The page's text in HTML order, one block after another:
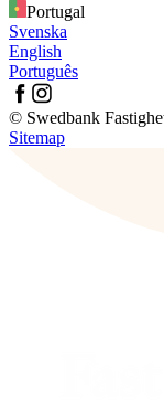
Portugal
Svenska
English
Português
© Swedbank
Sitemap